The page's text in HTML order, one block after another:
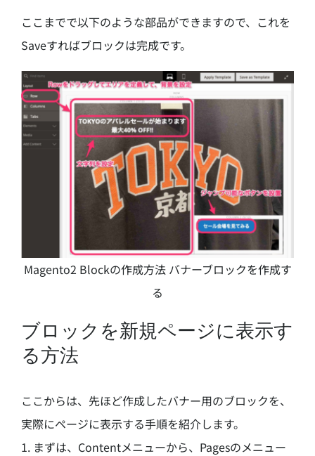
ここまでで以下のような部品ができますので、これを
Saveすればブロックは完成です。
Magento2 Blockの作成方法 バナーブロックを作成す
る
ブロックを新規ページに表示す
る方法
ここからは、先ほど作成したバナー用のブロックを、
実際にページに表示する手順を紹介します。
1. まずは、Contentメニューから、Pagesのメニュー